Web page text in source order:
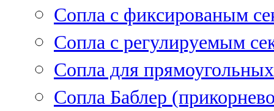
Cопла с фиксированым
Сопла с регулируемым
Сопла для
Сопла Баблер